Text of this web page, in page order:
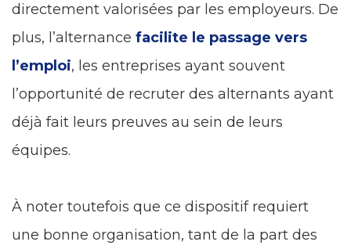
directement valorisées par les employeurs. De
plus, l’alternance facilite le passage vers
l’emploi, les entreprises ayant souvent
l’opportunité de recruter des alternants ayant
déjà fait leurs preuves au sein de leurs
équipes.
À noter toutefois que ce dispositif requiert
une bonne organisation, tant de la part des